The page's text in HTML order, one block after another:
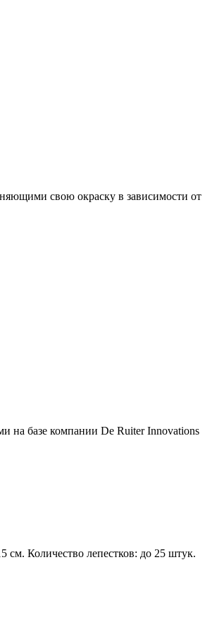
свою окраску в зависимости от
на базе компании De Ruiter Innovations
Количество лепестков: до 25 штук.